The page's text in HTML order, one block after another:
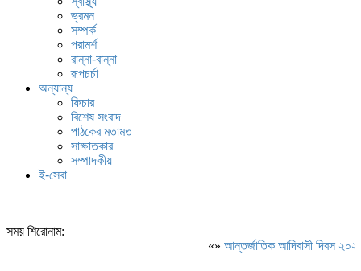
ভ্রমন
সম্পর্ক
পরামর্শ
রান্না-বান্না
রূপচর্চা
অন্যান্য
ফিচার
বিশেষ সংবাদ
পাঠকের মতামত
সাক্ষাতকার
সম্পাদকীয়
ই-সেবা
সময় শিরোনাম:
«»আন্তর্জাতিক আদিবাসী দিবস ২০২৬: